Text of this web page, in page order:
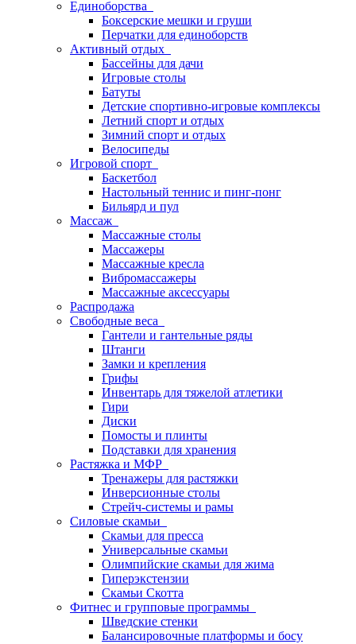
Единоборства
Боксерские мешки и груши
Перчатки для единоборств
Активный отдых
Бассейны для дачи
Игровые столы
Батуты
Детские спортивно-игровые комплексы
Летний спорт и отдых
Зимний спорт и отдых
Велосипеды
Игровой спорт
Баскетбол
Настольный теннис и пинг-понг
Бильярд и пул
Массаж
Массажные столы
Массажеры
Массажные кресла
Вибромассажеры
Массажные аксессуары
Распродажа
Свободные веса
Гантели и гантельные ряды
Штанги
Замки и крепления
Грифы
Инвентарь для тяжелой атлетики
Гири
Диски
Помосты и плинты
Подставки для хранения
Растяжка и МФР
Тренажеры для растяжки
Инверсионные столы
Стрейч-системы и рамы
Силовые скамьи
Скамьи для пресса
Универсальные скамьи
Олимпийские скамьи для жима
Гиперэкстензии
Скамьи Скотта
Фитнес и групповые программы
Шведские стенки
Балансировочные платформы и босу